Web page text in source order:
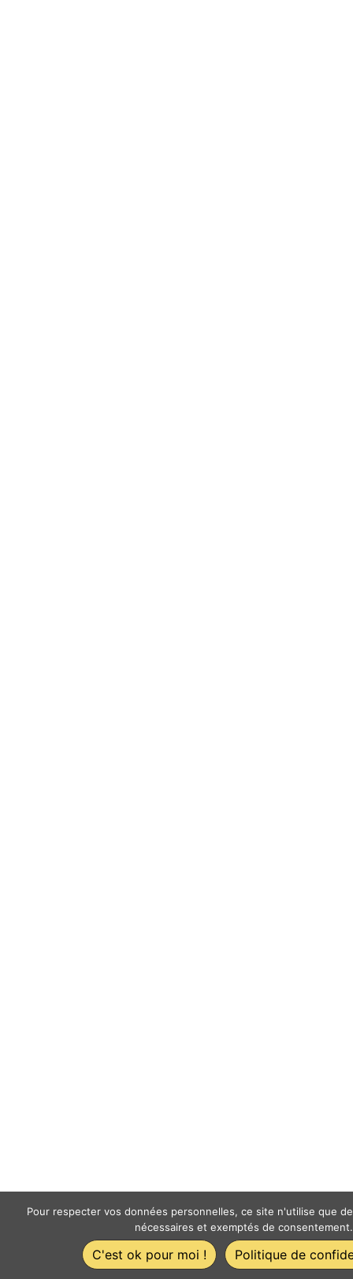
Pour respecter vos données personnelles, ce site n'utilise que
nécessaires et exemptés de consentement.
C'est ok pour moi ! Politique de